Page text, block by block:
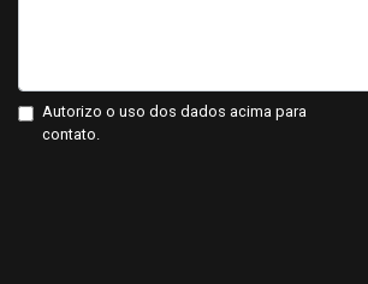
Autorizo o uso dos dados acima para
contato.